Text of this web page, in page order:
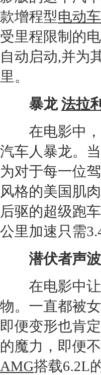
款增程型电动车
受里程限制的
自动启动,并为
里。
暴龙法拉
在电影中，
汽车人暴龙。
为对于每一位
风格的美国肌肉
后驱的超级跑车
公里加速只需
潜伏者声波
在电影中让
物。一直都被
即便变形也肯
的魔力，即便
AMG搭载6.2L